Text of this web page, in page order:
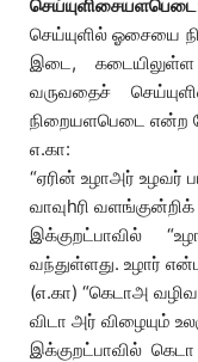
செய்யுளில் ஓசையை
இடை, கடையிலுள்ள
வருவதைச்
நிறையளபெடை என்ற
எ.கா:
“ஏரின் உழாஅர் உழவர்
வாவுhரி வளங்குன்றிக்
இக்குறட்பாவில்
வந்துள்ளது. உழார்
(எ.கா) “கெடாஅ
விடா அர் விழையும்
இக்குறட்பாவில்